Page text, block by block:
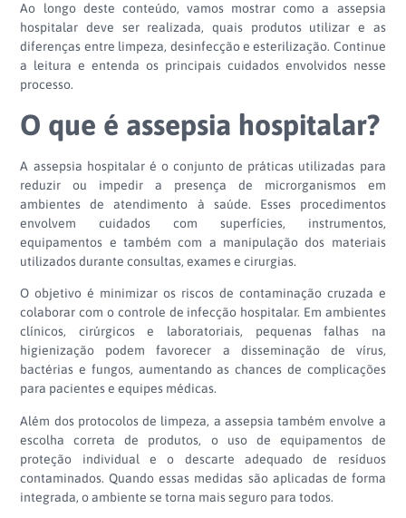
Ao longo deste conteúdo, vamos mostrar como a assepsia
hospitalar deve ser realizada, quais produtos utilizar e as
diferenças entre limpeza, desinfecção e esterilização. Continue
a leitura e entenda os principais cuidados envolvidos nesse
processo.
O que é assepsia hospitalar?
A assepsia hospitalar é o conjunto de práticas utilizadas para
reduzir ou impedir a presença de microrganismos em
ambientes de atendimento à saúde. Esses procedimentos
envolvem cuidados com superfícies, instrumentos,
equipamentos e também com a manipulação dos materiais
utilizados durante consultas, exames e cirurgias.
O objetivo é minimizar os riscos de contaminação cruzada e
colaborar com o controle de infecção hospitalar. Em ambientes
clínicos, cirúrgicos e laboratoriais, pequenas falhas na
higienização podem favorecer a disseminação de vírus,
bactérias e fungos, aumentando as chances de complicações
para pacientes e equipes médicas.
Além dos protocolos de limpeza, a assepsia também envolve a
escolha correta de produtos, o uso de equipamentos de
proteção individual e o descarte adequado de resíduos
contaminados. Quando essas medidas são aplicadas de forma
integrada, o ambiente se torna mais seguro para todos.